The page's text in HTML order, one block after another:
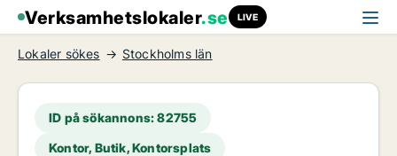
Verksamhetslokaler.se LIVE
Lokaler sökes Stockholms län
ID på sökannons: 82755
Kontor, Butik, Kontorsplats